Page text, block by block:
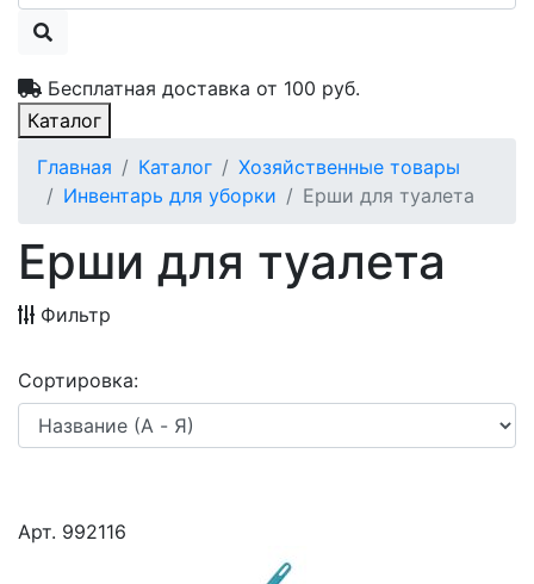
Бесплатная доставка от 100 руб.
Каталог
Главная
Каталог
Хозяйственные товары
Инвентарь для уборки
Ерши для туалета
Ерши для туалета
Фильтр
Сортировка:
Арт. 992116